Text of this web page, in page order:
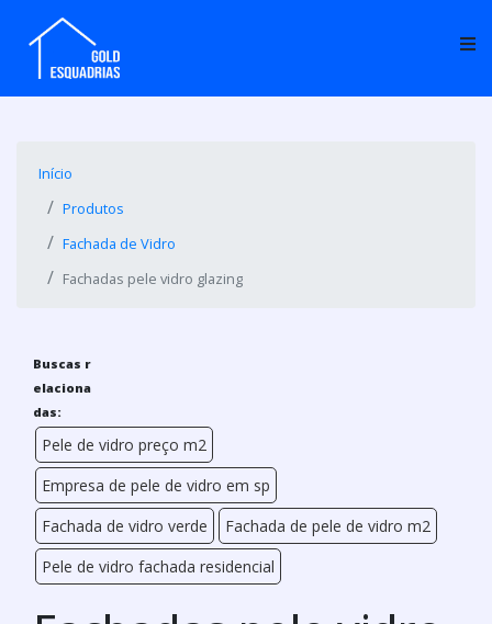
Início
Produtos
Fachada de Vidro
Fachadas pele vidro glazing
Buscas r
elaciona
das:
Pele de vidro preço m2
Empresa de pele de vidro em sp
Fachada de vidro verde
Fachada de pele de vidro m2
Pele de vidro fachada residencial